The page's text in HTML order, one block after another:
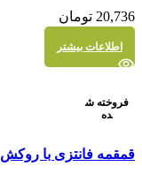
20,736 تومان
اطلاعات بیشتر
فروخته ش
ده
نمایش سریع
قمقمه فانتزی با